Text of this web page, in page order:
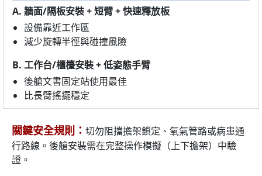
A. 牆面/隔板安裝 + 短臂 + 快速釋放板
設備靠近工作區
減少旋轉半徑與碰撞風險
B. 工作台/櫃檯安裝 + 低姿態手臂
後艙文書固定站使用最佳
比長臂搖擺穩定
關鍵安全規則： 切勿阻擋擔架鎖定、氧氣管路或病患通
行路線。後艙安裝需在完整操作模擬（上下擔架）中驗
證。